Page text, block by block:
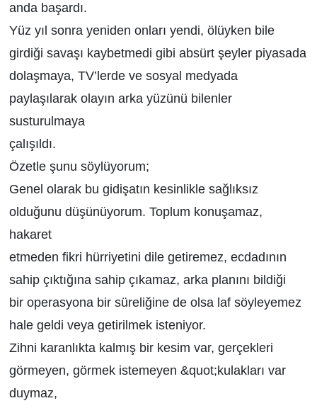
anda başardı.
Yüz yıl sonra yeniden onları yendi, ölüyken bile
girdiği savaşı kaybetmedi gibi absürt şeyler piyasada
dolaşmaya, TV’lerde ve sosyal medyada
paylaşılarak olayın arka yüzünü bilenler
susturulmaya
çalışıldı.
Özetle şunu söylüyorum;
Genel olarak bu gidişatın kesinlikle sağlıksız
olduğunu düşünüyorum. Toplum konuşamaz,
hakaret
etmeden fikri hürriyetini dile getiremez, ecdadının
sahip çıktığına sahip çıkamaz, arka planını bildiği
bir operasyona bir süreliğine de olsa laf söyleyemez
hale geldi veya getirilmek isteniyor.
Zihni karanlıkta kalmış bir kesim var, gerçekleri
görmeyen, görmek istemeyen &quot;kulakları var
duymaz,